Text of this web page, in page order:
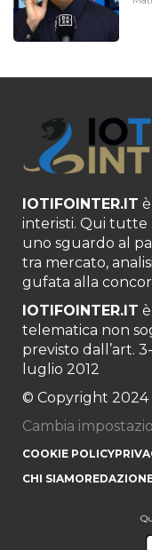
IOTIFOINTER.IT
interisti. Qui tutte
uno sguardo al
tra mercato,
gufata alla
IOTIFOINTER.IT
telematica non
previsto dall’art.
luglio 2012
© Copyright 2024
Cambia
COOKIE POLICY
CHI SIAMO